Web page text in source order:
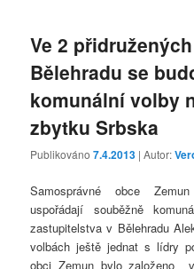
Ve 2
Bělehradu se
komunální volby
zbytku Srbska
Publikováno7.4.2013 | Autor:
Samosprávné obce
uspořádají souběžně
zastupitelstva v Bělehradu
volbách ještě jednat s lídry
obci Zemun bylo založeno